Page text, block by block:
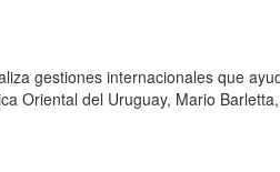
gestiones internacionales que
Oriental del Uruguay, Mario